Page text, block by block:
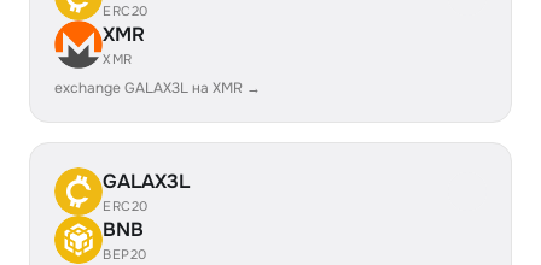
ERC20
XMR
XMR
exchange GALAX3L на XMR →
GALAX3L
ERC20
BNB
BEP20